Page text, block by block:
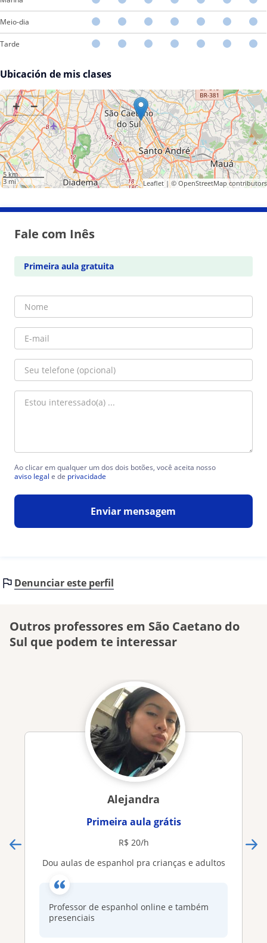
Meio-dia
Tarde
Ubicación de mis clases
+ −
5 km
3 mi
Leaflet| © OpenStreetMap contributors
Fale com Inês
Primeira aula gratuita
Ao clicar em qualquer um dos dois botões, você aceita nosso
aviso legal e de privacidade
Enviar mensagem
Denunciar este perfil
Outros professores em São Caetano do
Sul que podem te interessar
Alejandra
Primeira aula grátis
R$ 20/h
Dou aulas de espanhol pra crianças e adultos
Professor de espanhol online e também
presenciais